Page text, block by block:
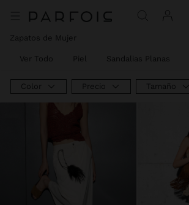
Zapatos de Mujer
Ver Todo Piel Sandalias Planas
Color Precio Tamaño